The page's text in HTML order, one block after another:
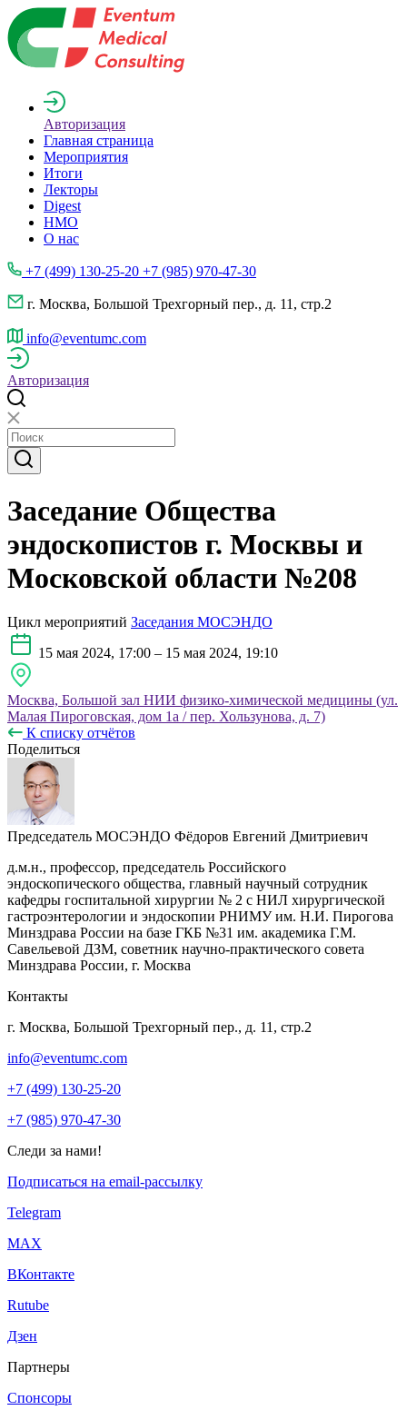
Авторизация
Главная страница
Мероприятия
Итоги
Лекторы
Digest
НМО
О нас
+7 (499) 130-25-20 +7 (985) 970-47-30
г. Москва, Большой Трехгорный пер., д. 11, стр.2
info@eventumc.com
Авторизация
Заседание Общества
эндоскопистов г. Москвы и
Московской области №208
Цикл мероприятий Заседания МОСЭНДО
15 мая 2024, 17:00 – 15 мая 2024, 19:10
Москва, Большой зал НИИ физико-химической медицины (ул.
Малая Пироговская, дом 1а / пер. Хользунова, д. 7)
К списку отчётов
Поделиться
Председатель МОСЭНДО Фёдоров Евгений Дмитриевич
д.м.н., профессор, председатель Российского
эндоскопического общества, главный научный сотрудник
кафедры госпитальной хирургии № 2 с НИЛ хирургической
гастроэнтерологии и эндоскопии РНИМУ им. Н.И. Пирогова
Минздрава России на базе ГКБ №31 им. академика Г.М.
Савельевой ДЗМ, советник научно-практического совета
Минздрава России, г. Москва
Контакты
г. Москва, Большой Трехгорный пер., д. 11, стр.2
info@eventumc.com
+7 (499) 130-25-20
+7 (985) 970-47-30
Следи за нами!
Подписаться на email-рассылку
Telegram
МАХ
ВКонтакте
Rutube
Дзен
Партнеры
Спонсоры